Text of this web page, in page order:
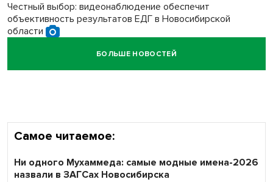
Честный выбор: видеонаблюдение обеспечит
объективность результатов ЕДГ в Новосибирской
области
Кибертанки пошли в бой: «Ростелеком» объявляет
БОЛЬШЕ НОВОСТЕЙ
Самое читаемое:
Ни одного Мухаммеда: самые модные имена-2026
назвали в ЗАГСах Новосибирска